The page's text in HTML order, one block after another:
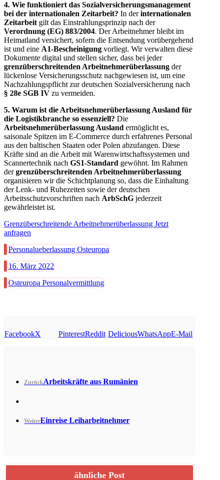
4. Wie funktioniert das Sozialversicherungsmanagement
bei der internationalen Zeitarbeit? In derinternationalen
Zeitarbeit gilt das Einstrahlungsprinzip nach der
Verordnung (EG) 883/2004. Der Arbeitnehmer bleibt im
Heimatland versichert, sofern die Entsendung vorübergehend
ist und eine A1-Bescheinigung vorliegt. Wir verwalten diese
Dokumente digital und stellen sicher, dass bei jeder
grenzüberschreitenden Arbeitnehmerüberlassung der
lückenlose Versicherungsschutz nachgewiesen ist, um eine
Nachzahlungspflicht zur deutschen Sozialversicherung nach
§ 28e SGB IV zu vermeiden.
5. Warum ist die Arbeitsnehmerüberlassung Ausland für
die Logistikbranche so essenziell? Die
Arbeitsnehmerüberlassung Ausland ermöglicht es,
saisonale Spitzen im E-Commerce durch erfahrenes Personal
aus den baltischen Staaten oder Polen abzufangen. Diese
Kräfte sind an die Arbeit mit Warenwirtschaftssystemen und
Scannertechnik nach GS1-Standard gewöhnt. Im Rahmen
dergrenzüberschreitenden Arbeitnehmerüberlassung
organisieren wir die Schichtplanung so, dass die Einhaltung
der Lenk- und Ruhezeiten sowie der deutschen
Arbeitsschutzvorschriften nach ArbSchG jederzeit
gewährleistet ist.
Grenzüberschreitende Arbeitnehmerüberlassung Jetzt
anfragen
Personalueberlassung Osteuropa
16. März 2022
Osteuropa Personalvermittlung
FacebookX PinterestReddit DeliciousWhatsAppE-Mail
ZurückArbeitskräfte aus Rumänien
WeiterEinreise Leiharbeitnehmer
ähnliche Post